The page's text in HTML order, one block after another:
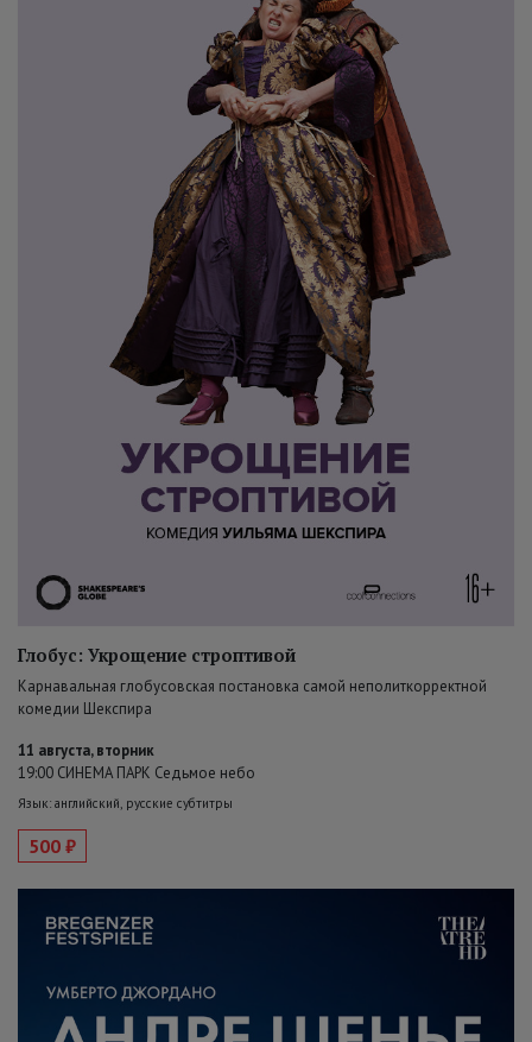
Глобус: Укрощение строптивой
Карнавальная глобусовская постановка самой неполиткорректной
комедии Шекспира
11 августа, вторник
19:00 СИНЕМА ПАРК Седьмое небо
Язык: английский, русские субтитры
500 ₽